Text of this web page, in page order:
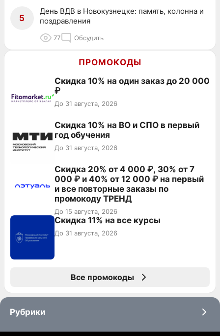
5
День ВДВ в Новокузнецке: память, колонна и
поздравления
77 Обсудить
ПРОМОКОДЫ
Скидка 10% на один заказ до 20 000
₽
До 31 августа, 2026
Скидка 10% на ВО и СПО в первый
год обучения
До 31 августа, 2026
Скидка 20% от 4 000 ₽, 30% от 7
000 ₽ и 40% от 12 000 ₽ на первый
и все повторные заказы по
промокоду ТРЕНД
До 15 августа, 2026
Скидка 11% на все курсы
До 31 августа, 2026
Все промокоды
Рубрики